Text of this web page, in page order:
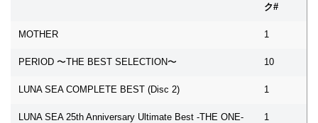
ク#
MOTHER 1
PERIOD 〜THE BEST SELECTION〜 10
LUNA SEA COMPLETE BEST (Disc 2) 1
LUNA SEA 25th Anniversary Ultimate Best -THE ONE-
1